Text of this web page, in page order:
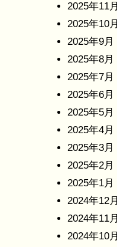
2025年11月
2025年10月
2025年9月
2025年8月
2025年7月
2025年6月
2025年5月
2025年4月
2025年3月
2025年2月
2025年1月
2024年12月
2024年11月
2024年10月